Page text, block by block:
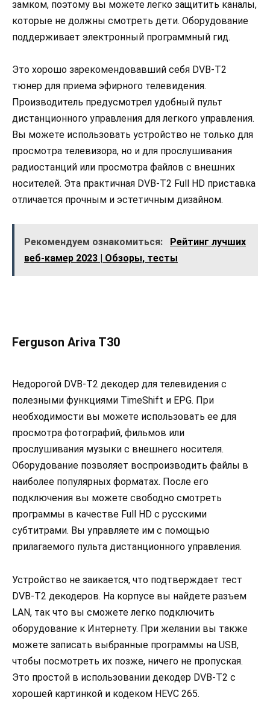
замком, поэтому вы можете легко защитить каналы,
которые не должны смотреть дети. Оборудование
поддерживает электронный программный гид.
Это хорошо зарекомендовавший себя DVB-T2
тюнер для приема эфирного телевидения.
Производитель предусмотрел удобный пульт
дистанционного управления для легкого управления.
Вы можете использовать устройство не только для
просмотра телевизора, но и для прослушивания
радиостанций или просмотра файлов с внешних
носителей. Эта практичная DVB-T2 Full HD приставка
отличается прочным и эстетичным дизайном.
Рекомендуем ознакомиться:
Рейтинг лучших
веб-камер 2023 | Обзоры, тесты
Ferguson Ariva T30
Недорогой DVB-T2 декодер для телевидения с
полезными функциями TimeShift и EPG. При
необходимости вы можете использовать ее для
просмотра фотографий, фильмов или
прослушивания музыки с внешнего носителя.
Оборудование позволяет воспроизводить файлы в
наиболее популярных форматах. После его
подключения вы можете свободно смотреть
программы в качестве Full HD с русскими
субтитрами. Вы управляете им с помощью
прилагаемого пульта дистанционного управления.
Устройство не заикается, что подтверждает тест
DVB-T2 декодеров. На корпусе вы найдете разъем
LAN, так что вы сможете легко подключить
оборудование к Интернету. При желании вы также
можете записать выбранные программы на USB,
чтобы посмотреть их позже, ничего не пропуская.
Это простой в использовании декодер DVB-T2 с
хорошей картинкой и кодеком HEVC 265.